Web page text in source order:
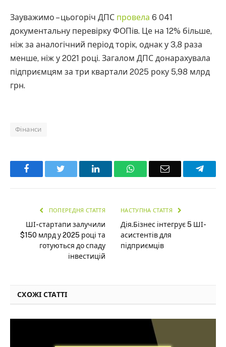
Зауважимо – цьогоріч ДПС провела 6 041
документальну перевірку ФОПів. Це на 12% більше,
ніж за аналогічний період торік, однак у 3,8 раза
менше, ніж у 2021 році. Загалом ДПС донарахувала
підприємцям за три квартали 2025 року 5,98 млрд
грн.
Фінанси
Facebook LinkedInWhatsAppEmail
ПОПЕРЕДНЯ СТАТТЯ
ШІ-стартапи залучили
$150 млрд у 2025 році та
готуються до спаду
інвестицій
НАСТУПНА СТАТТЯ
Дія.Бізнес інтегрує 5 ШІ-
асистентів для
підприємців
СХОЖІ СТАТТІ